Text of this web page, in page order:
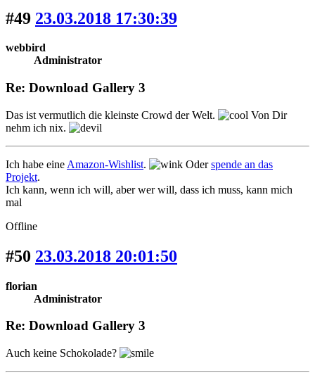
#49 23.03.2018 17:30:39
webbird
Administrator
Re: Download Gallery 3
Das ist vermutlich die kleinste Crowd der Welt.
Von Dir
nehm ich nix.
Ich habe eine Amazon-Wishlist. Oderspende an das
Projekt.
Ich kann, wenn ich will, aber wer will, dass ich muss, kann mich
mal
Offline
#50 23.03.2018 20:01:50
florian
Administrator
Re: Download Gallery 3
Auch keine Schokolade?